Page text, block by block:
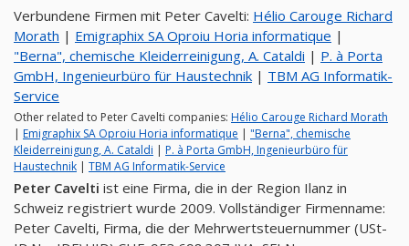
Verbundene Firmen mit Peter Cavelti: Hélio Carouge Richard
Morath | Emigraphix SA Oproiu Horia informatique |
"Berna", chemische Kleiderreinigung, A. Cataldi | P. à Porta
GmbH, Ingenieurbüro für Haustechnik | TBM AG Informatik-
Service
Other related to Peter Cavelti companies: Hélio Carouge Richard Morath
| Emigraphix SA Oproiu Horia informatique | "Berna", chemische
Kleiderreinigung, A. Cataldi | P. à Porta GmbH, Ingenieurbüro für
Haustechnik | TBM AG Informatik-Service
Peter Cavelti ist eine Firma, die in der Region Ilanz in
Schweiz registriert wurde 2009. Vollständiger Firmenname:
Peter Cavelti, Firma, die der Mehrwertsteuernummer (USt-